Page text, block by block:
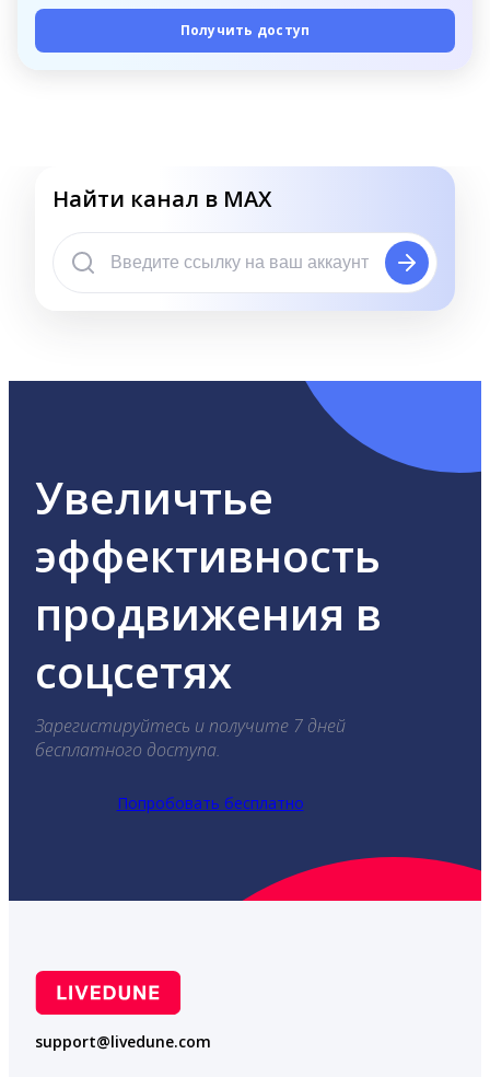
Получить доступ
Найти канал в MAX
Увеличтье
эффективность
продвижения в
соцсетях
Зарегистируйтесь и получите 7 дней
бесплатного доступа.
Попробовать бесплатно
support@livedune.com